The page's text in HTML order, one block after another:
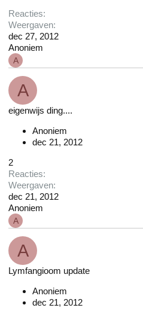
Reacties
Weergaven
dec 27, 2012
Anoniem
A
A
eigenwijs ding....
Anoniem
dec 21, 2012
2
Reacties
Weergaven
dec 21, 2012
Anoniem
A
A
Lymfangioom update
Anoniem
dec 21, 2012